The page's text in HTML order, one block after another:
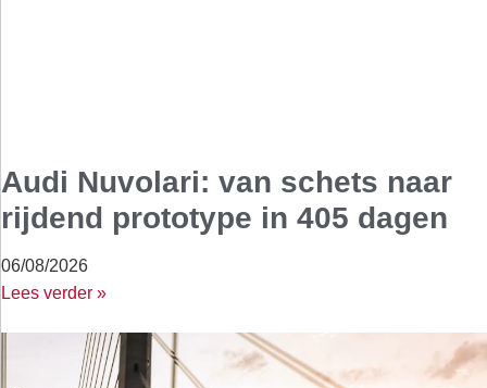
Audi Nuvolari: van schets naar
rijdend prototype in 405 dagen
06/08/2026
Lees verder »